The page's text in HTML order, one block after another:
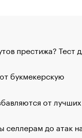
престижа? Тест
букмекерскую
от лучших
селлерам до атак